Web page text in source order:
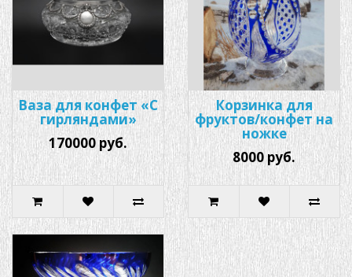
Ваза для конфет «С
гирляндами»
170000 руб.
Корзинка для
фруктов/конфет на
ножке
8000 руб.